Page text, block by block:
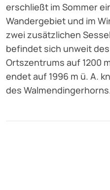
erschließt im Sommer
Wandergebiet und im
zwei zusätzlichen
befindet sich unweit
Ortszentrums auf 1200
endet auf 1996 m ü. A.
des